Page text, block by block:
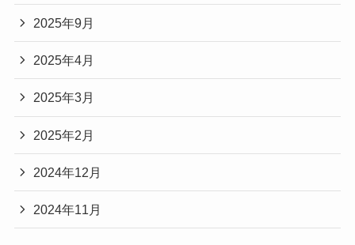
2025年9月
2025年4月
2025年3月
2025年2月
2024年12月
2024年11月